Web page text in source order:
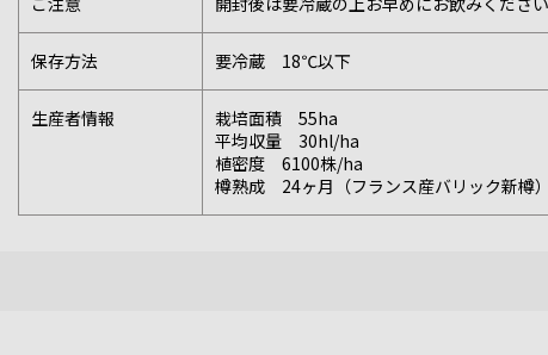
保存方法 要冷蔵 18℃以下
生産者情報
栽培面積 55ha
平均収量 30hl/ha
植密度 6100株/ha
樽熟成 24ヶ月（フランス産バリック新樽